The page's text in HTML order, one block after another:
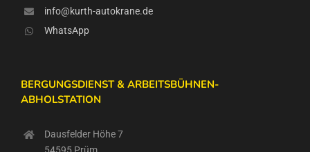
info@kurth-autokrane.de
WhatsApp
BERGUNGSDIENST & ARBEITSBÜHNEN-
ABHOLSTATION
Dausfelder Höhe 7